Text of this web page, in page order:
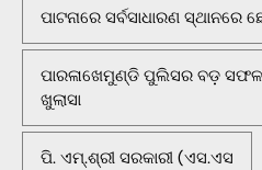
ପାଟନାରେ ସର୍ବସାଧାରଣ
ପାରଳାଖେମୁଣ୍ଡି ପୁଲିସର ବଡ଼
ଖୁଲାସା
ପି. ଏମ୍.ଶ୍ରୀ ସରକାରୀ (ଏସ.ଏସ